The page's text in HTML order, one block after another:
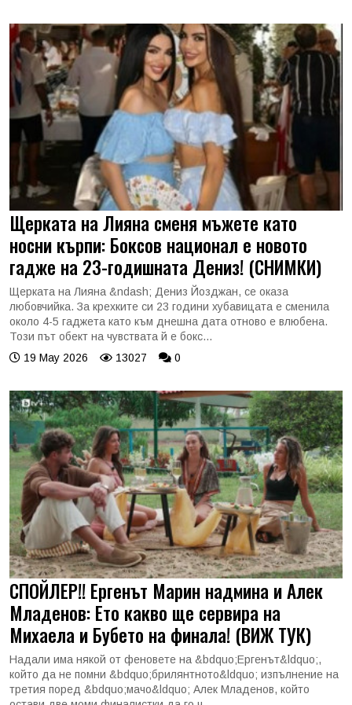
Щерката на Лияна сменя мъжете като
носни кърпи: Боксов национал е новото
гадже на 23-годишната Дениз! (СНИМКИ)
Щерката на Лияна &ndash; Дениз Йозджан, се оказа
любовчийка. За крехките си 23 години хубавицата е сменила
около 4-5 гаджета като към днешна дата отново е влюбена.
Този път обект на чувствата й е бокс...
19 May 2026
13027 0
СПОЙЛЕР!! Ергенът Марин надмина и Алек
Младенов: Ето какво ще сервира на
Михаела и Бубето на финала! (ВИЖ ТУК)
Надали има някой от феновете на &bdquo;Ергенът&ldquo;,
който да не помни &bdquo;брилянтното&ldquo; изпълнение на
третия поред &bdquo;мачо&ldquo; Алек Младенов, който